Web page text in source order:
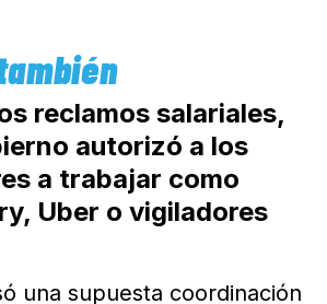
reclamos salariales,
autorizó a los
a trabajar como
Uber o vigiladores
una supuesta coordinación